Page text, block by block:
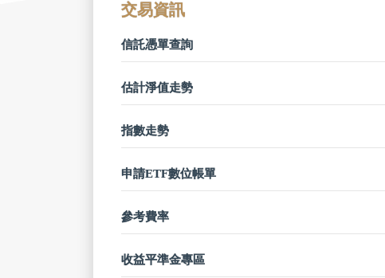
交易資訊
信託憑單查詢
估計淨值走勢
指數走勢
申請ETF數位帳單
參考費率
收益平準金專區